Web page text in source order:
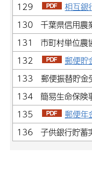
129
相互銀
130 千葉県信用農
131 市町村単位農
132
郵便貯
133 郵便振替貯金
134 簡易生命保険
135
郵便年
136 子供銀行貯蓄